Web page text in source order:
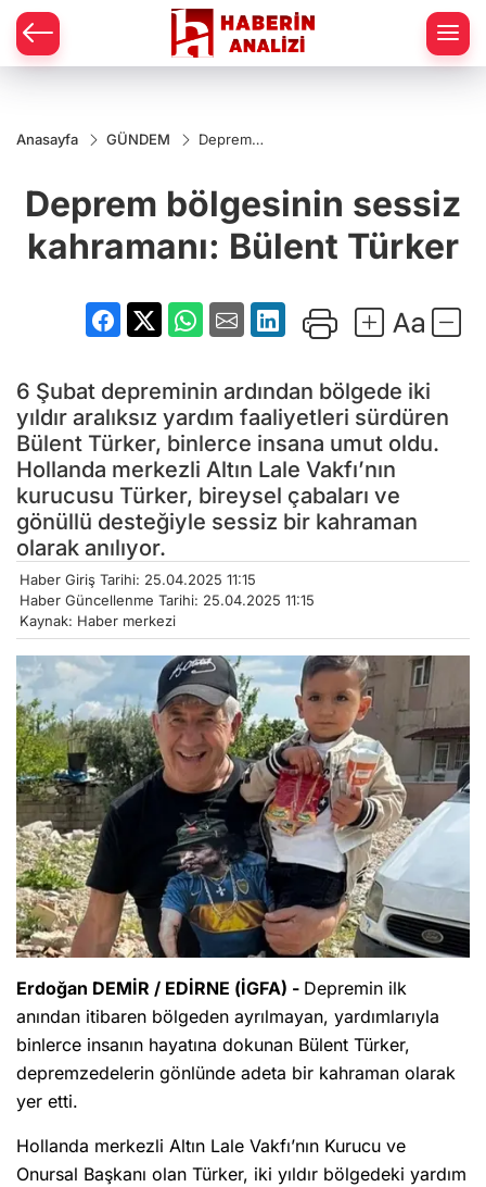
Anasayfa GÜNDEM
Deprem
kahramanı:
Bülent
Türker
Deprem bölgesinin sessiz
kahramanı: Bülent Türker
6 Şubat depreminin ardından bölgede iki
yıldır aralıksız yardım faaliyetleri sürdüren
Bülent Türker, binlerce insana umut oldu.
Hollanda merkezli Altın Lale Vakfı’nın
kurucusu Türker, bireysel çabaları ve
gönüllü desteğiyle sessiz bir kahraman
olarak anılıyor.
Haber Giriş Tarihi: 25.04.2025 11:15
Haber Güncellenme Tarihi: 25.04.2025 11:15
Kaynak: Haber merkezi
Erdoğan DEMİR / EDİRNE (İGFA) - Depremin ilk
anından itibaren bölgeden ayrılmayan, yardımlarıyla
binlerce insanın hayatına dokunan Bülent Türker,
depremzedelerin gönlünde adeta bir kahraman olarak
yer etti.
Hollanda merkezli Altın Lale Vakfı’nın Kurucu ve
Onursal Başkanı olan Türker, iki yıldır bölgedeki yardım